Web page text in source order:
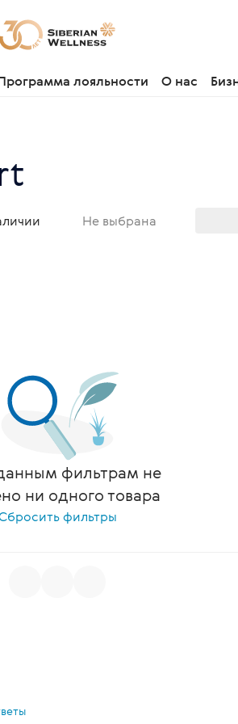
лояльности О нас
Не выбрана
фильтрам не
ни одного товара
фильтры